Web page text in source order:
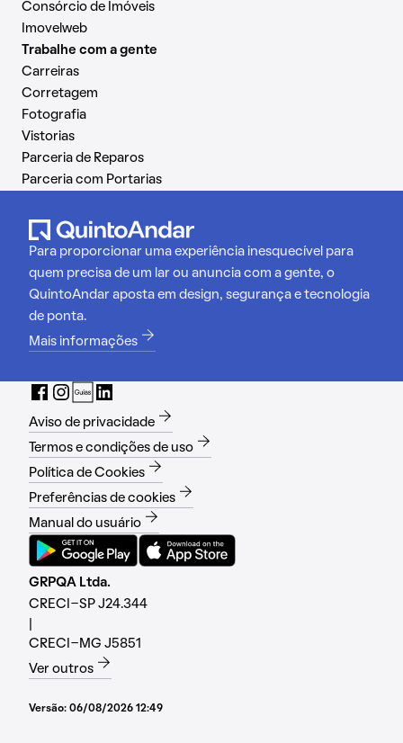
Consórcio de Imóveis
Imovelweb
Trabalhe com a gente
Carreiras
Corretagem
Fotografia
Vistorias
Parceria de Reparos
Parceria com Portarias
Para proporcionar uma experiência inesquecível para
quem precisa de um lar ou anuncia com a gente, o
QuintoAndar aposta em design, segurança e tecnologia
de ponta.
Mais informações
Aviso de privacidade
Termos e condições de uso
Política de Cookies
Preferências de cookies
Manual do usuário
GRPQA Ltda.
CRECI-SP J24.344
CRECI-MG J5851
Ver outros
Versão: 06/08/2026 12:49